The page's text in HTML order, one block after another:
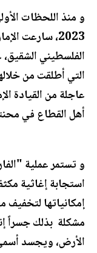
و منذ اللحظات
2023، سارعت
الفلسطيني الشقيق،
عاجلة من القيادة
أهل القطاع في
استجابة إغاثية
إمكانياتها لتخفيف
مشكلة بذلك جسراً
الأرض، ويجسد